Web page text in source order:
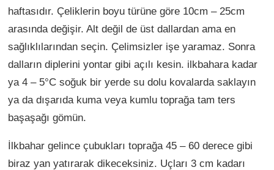
haftasıdır. Çeliklerin boyu türüne göre 10cm – 25cm
arasında değişir. Alt değil de üst dallardan ama en
sağlıklılarından seçin. Çelimsizler işe yaramaz. Sonra
dalların diplerini yontar gibi açılı kesin. ilkbahara kadar
ya 4 – 5°C soğuk bir yerde su dolu kovalarda saklayın
ya da dışarıda kuma veya kumlu toprağa tam ters
başaşağı gömün.
İlkbahar gelince çubukları toprağa 45 – 60 derece gibi
biraz yan yatırarak dikeceksiniz. Uçları 3 cm kadarı